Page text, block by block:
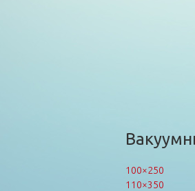
100×250
110×350